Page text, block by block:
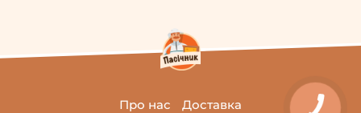
Про нас Доставка